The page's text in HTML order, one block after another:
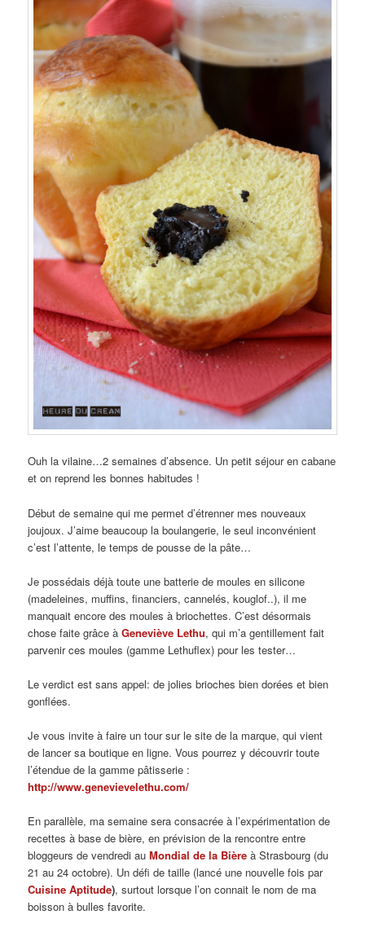
Ouh la vilaine…2 semaines d’absence. Un petit séjour en cabane
et on reprend les bonnes habitudes !
Début de semaine qui me permet d’étrenner mes nouveaux
joujoux. J’aime beaucoup la boulangerie, le seul inconvénient
c’est l’attente, le temps de pousse de la pâte…
Je possédais déjà toute une batterie de moules en silicone
(madeleines, muffins, financiers, cannelés, kouglof..), il me
manquait encore des moules à briochettes. C’est désormais
chose faite grâce àGeneviève Lethu, qui m’a gentillement fait
parvenir ces moules (gamme Lethuflex) pour les tester…
Le verdict est sans appel: de jolies brioches bien dorées et bien
gonflées.
Je vous invite à faire un tour sur le site de la marque, qui vient
de lancer sa boutique en ligne. Vous pourrez y découvrir toute
l’étendue de la gamme pâtisserie :
http://www.genevievelethu.com/
En parallèle, ma semaine sera consacrée à l’expérimentation de
recettes à base de bière, en prévision de la rencontre entre
bloggeurs de vendredi auMondial de la Bière à Strasbourg (du
21 au 24 octobre). Un défi de taille (lancé une nouvelle fois par
Cuisine Aptitude), surtout lorsque l’on connait le nom de ma
boisson à bulles favorite.